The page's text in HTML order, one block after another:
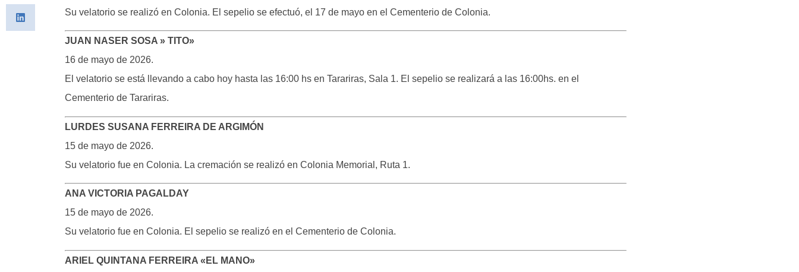
Su velatorio se realizó en Colonia. El sepelio se efectuó, el 17 de mayo en el Cementerio de Colonia.
JUAN NASER SOSA » TITO»
16 de mayo de 2026.
El velatorio se está llevando a cabo hoy hasta las 16:00 hs en Tarariras, Sala 1. El sepelio se realizará a las 16:00hs. en el
Cementerio de Tarariras.
LURDES SUSANA FERREIRA DE ARGIMÓN
15 de mayo de 2026.
Su velatorio fue en Colonia. La cremación se realizó en Colonia Memorial, Ruta 1.
ANA VICTORIA PAGALDAY
15 de mayo de 2026.
Su velatorio fue en Colonia. El sepelio se realizó en el Cementerio de Colonia.
ARIEL QUINTANA FERREIRA «EL MANO»